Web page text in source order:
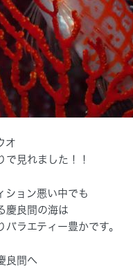
オ
で見れました！！
ション悪い中でも
慶良間の海は
バラエティー豊かです。
良間へ